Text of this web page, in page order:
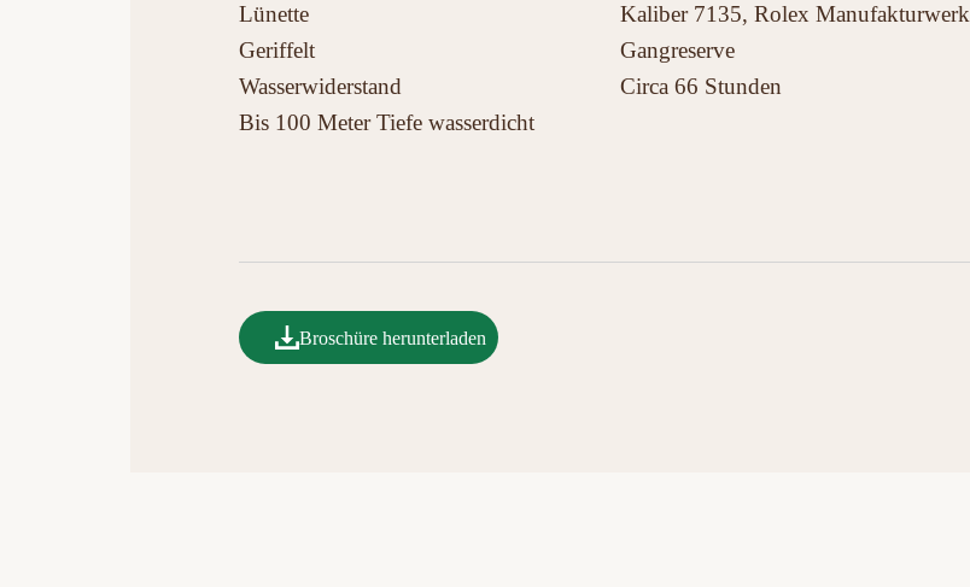
Lünette
Geriffelt
Wasserwiderstand
Bis 100 Meter Tiefe wasserdicht
Kaliber 7135, Rolex Manufakturwerk
Gangreserve
Circa 66 Stunden
Broschüre herunterladen